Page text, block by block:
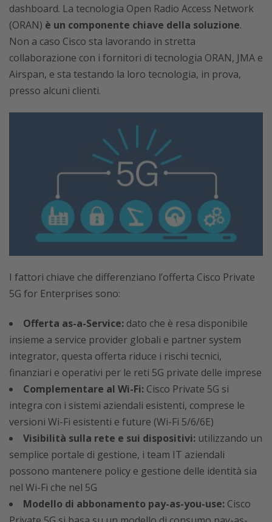
dashboard. La tecnologia Open Radio Access Network
(ORAN) è un componente chiave della soluzione.
Non a caso Cisco sta lavorando in stretta
collaborazione con i fornitori di tecnologia ORAN, JMA e
Airspan, e sta testando la loro tecnologia, in prova,
presso alcuni clienti.
I fattori chiave che differenziano l’offerta Cisco Private
5G for Enterprises sono:
Offerta as-a-Service: dato che è resa disponibile
insieme a service provider globali e partner system
integrator, questa offerta riduce i rischi tecnici,
finanziari e operativi per le reti 5G private delle imprese
Complementare al Wi-Fi: Cisco Private 5G si
integra con i sistemi aziendali esistenti, comprese le
versioni Wi-Fi esistenti e future (Wi-Fi 5/6/6E)
Visibilità sulla rete e sui dispositivi: utilizzando un
semplice portale di gestione, i team IT aziendali
possono mantenere policy e gestione delle identità sia
nel Wi-Fi che nel 5G
Modello di abbonamento pay-as-you-use: Cisco